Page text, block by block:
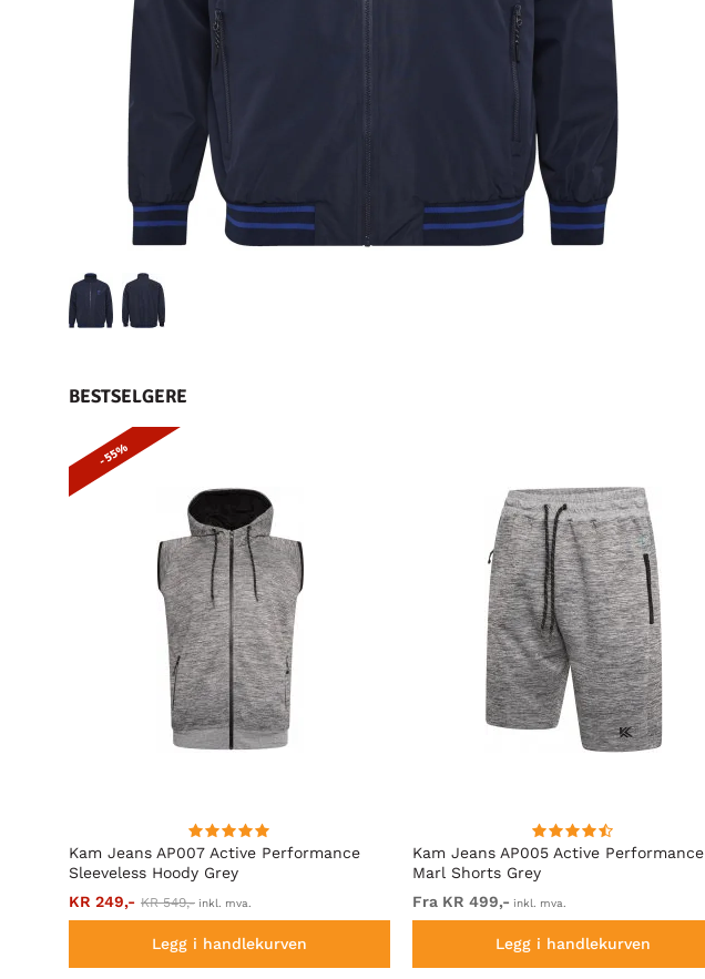
BESTSELGERE
Kam Jeans AP007 Active Performance
Sleeveless Hoody Grey
- 55%
KR 249,- KR 549,- inkl. mva.
Legg i handlekurven
Kam Jeans AP005 Active Performance
Marl Shorts Grey
Fra KR 499,- inkl. mva.
Legg i handlekurven